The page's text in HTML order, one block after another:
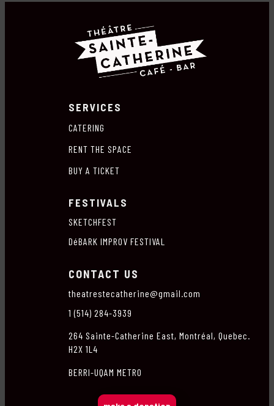
SERVICES
CATERING
RENT THE SPACE
BUY A TICKET
FESTIVALS
SKETCHFEST
DéBARK IMPROV FESTIVAL
CONTACT US
theatrestecatherine@gmail.com
1 (514) 284-3939
264 Sainte-Catherine East, Montréal, Quebec.
H2X 1L4
BERRI-UQAM METRO